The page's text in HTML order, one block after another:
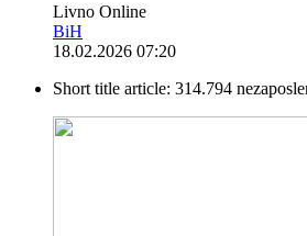
Livno Online
BiH
18.02.2026 07:20
Short title article: 314.794